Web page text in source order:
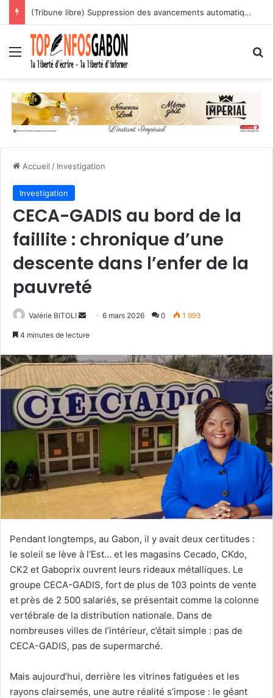
ÉPICERIE 241 : SOBRAGA, PNPE ET BCEG matérialisent un projet important en faveur de 10 jeunes commerçants
Menu
Accueil / Investigation
Investigation
CECA-GADIS au bord de la
faillite : chronique d’une
descente dans l’enfer de la
pauvreté
Valérie BITOLI
o
y
e
u
n
i
e
l
6 mars 2026 0 1 993
4 minutes de lecture
Pendant longtemps, au Gabon, il y avait deux certitudes :
le soleil se lève à l’Est… et les magasins Cecado, CKdo,
CK2 et Gaboprix ouvrent leurs rideaux métalliques. Le
groupe CECA-GADIS, fort de plus de 103 points de vente
et près de 2 500 salariés, se présentait comme la colonne
vertébrale de la distribution nationale. Dans de
nombreuses villes de l’intérieur, c’était simple : pas de
CECA-GADIS, pas de supermarché.
Mais aujourd’hui, derrière les vitrines fatiguées et les
rayons clairsemés, une autre réalité s’impose : le géant